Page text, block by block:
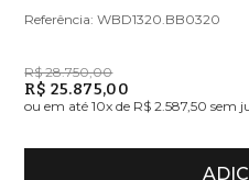
WBD1320.BB0320
R$ 25.875,00
R$ 28.750,00
ou em até10x de R$ 2.587,50 sem